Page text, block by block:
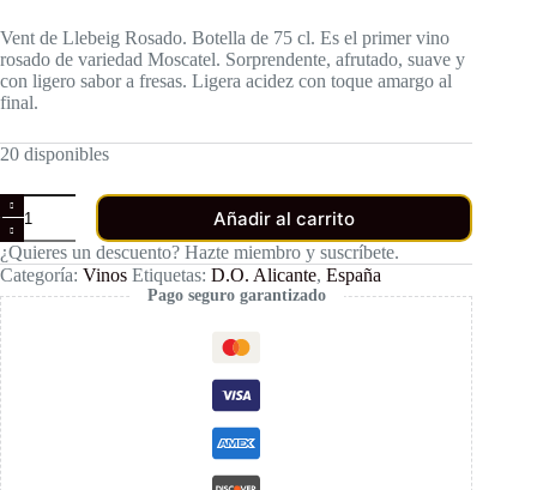
Vent de Llebeig Rosado. Botella de 75 cl. Es el primer vino
rosado de variedad Moscatel. Sorprendente, afrutado, suave y
con ligero sabor a fresas. Ligera acidez con toque amargo al
final.
20 disponibles
Vent
de
Llebeig
Rosado
cantidad
Añadir al carrito
¿Quieres un descuento? Hazte miembro y suscríbete.
Categoría: Vinos Etiquetas: D.O. Alicante, España
Pago seguro garantizado